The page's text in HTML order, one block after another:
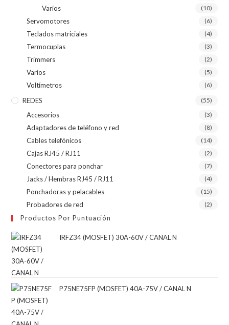
Varios (10)
Servomotores (6)
Teclados matriciales (4)
Termocuplas (3)
Trimmers (2)
Varios (5)
Voltímetros (6)
REDES (55)
Accesorios (3)
Adaptadores de teléfono y red (8)
Cables telefónicos (14)
Cajas RJ45 / RJ11 (2)
Conectores para ponchar (7)
Jacks / Hembras RJ45 / RJ11 (4)
Ponchadoras y pelacables (15)
Probadores de red (2)
Productos Por Puntuación
IRFZ34 (MOSFET) 30A-60V / CANAL N
P75NE75FP (MOSFET) 40A-75V / CANAL N